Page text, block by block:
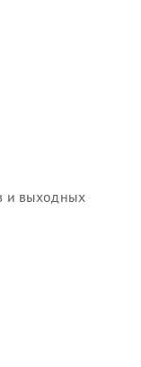
и выходных